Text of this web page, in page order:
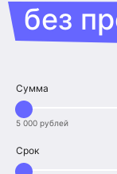
без
Сумма
5 000 рублей
Срок